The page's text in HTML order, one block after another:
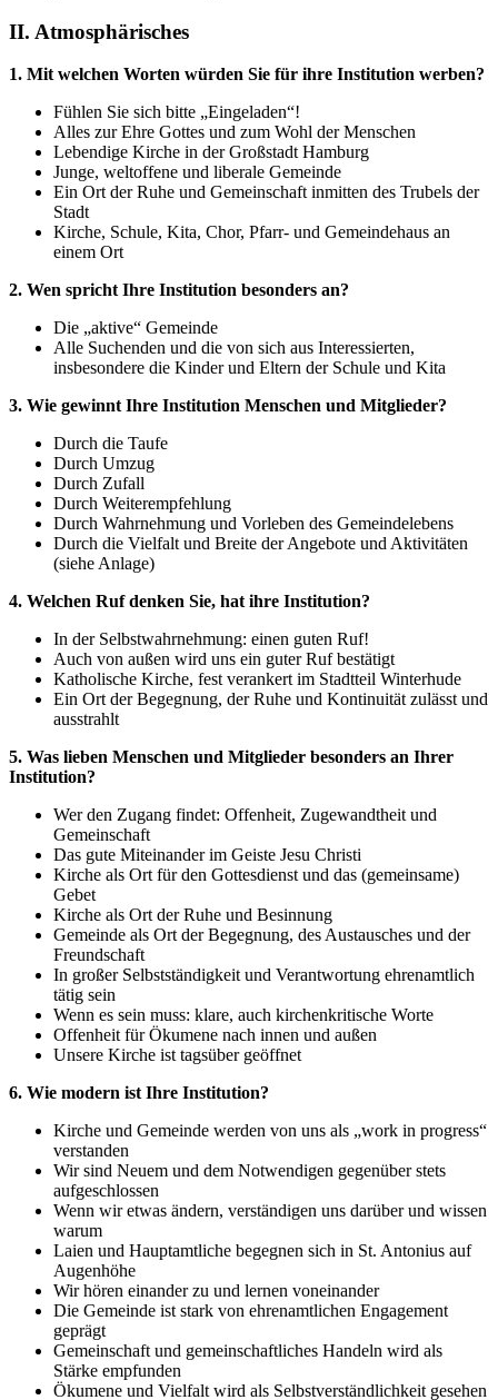
II. Atmosphärisches
1. Mit welchen Worten würden Sie für ihre Institution werben?
Fühlen Sie sich bitte „Eingeladen“!
Alles zur Ehre Gottes und zum Wohl der Menschen
Lebendige Kirche in der Großstadt Hamburg
Junge, weltoffene und liberale Gemeinde
Ein Ort der Ruhe und Gemeinschaft inmitten des Trubels der
Stadt
Kirche, Schule, Kita, Chor, Pfarr- und Gemeindehaus an
einem Ort
2. Wen spricht Ihre Institution besonders an?
Die „aktive“ Gemeinde
Alle Suchenden und die von sich aus Interessierten,
insbesondere die Kinder und Eltern der Schule und Kita
3. Wie gewinnt Ihre Institution Menschen und Mitglieder?
Durch die Taufe
Durch Umzug
Durch Zufall
Durch Weiterempfehlung
Durch Wahrnehmung und Vorleben des Gemeindelebens
Durch die Vielfalt und Breite der Angebote und Aktivitäten
(siehe Anlage)
4. Welchen Ruf denken Sie, hat ihre Institution?
In der Selbstwahrnehmung: einen guten Ruf!
Auch von außen wird uns ein guter Ruf bestätigt
Katholische Kirche, fest verankert im Stadtteil Winterhude
Ein Ort der Begegnung, der Ruhe und Kontinuität zulässt und
ausstrahlt
5. Was lieben Menschen und Mitglieder besonders an Ihrer
Institution?
Wer den Zugang findet: Offenheit, Zugewandtheit und
Gemeinschaft
Das gute Miteinander im Geiste Jesu Christi
Kirche als Ort für den Gottesdienst und das (gemeinsame)
Gebet
Kirche als Ort der Ruhe und Besinnung
Gemeinde als Ort der Begegnung, des Austausches und der
Freundschaft
In großer Selbstständigkeit und Verantwortung ehrenamtlich
tätig sein
Wenn es sein muss: klare, auch kirchenkritische Worte
Offenheit für Ökumene nach innen und außen
Unsere Kirche ist tagsüber geöffnet
6. Wie modern ist Ihre Institution?
Kirche und Gemeinde werden von uns als „work in progress“
verstanden
Wir sind Neuem und dem Notwendigen gegenüber stets
aufgeschlossen
Wenn wir etwas ändern, verständigen uns darüber und wissen
warum
Laien und Hauptamtliche begegnen sich in St. Antonius auf
Augenhöhe
Wir hören einander zu und lernen voneinander
Die Gemeinde ist stark von ehrenamtlichen Engagement
geprägt
Gemeinschaft und gemeinschaftliches Handeln wird als
Stärke empfunden
Ökumene und Vielfalt wird als Selbstverständlichkeit gesehen